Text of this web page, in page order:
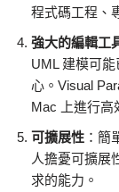
程式碼工程、
強大的編輯工
UML 建模可
心。Visual
Mac 上進行高
可擴展性 ：簡
人擔憂可擴展
求的能力。